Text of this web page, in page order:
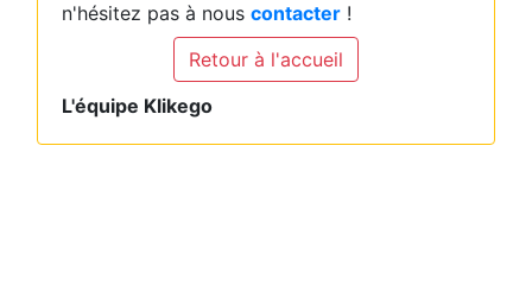
n'hésitez pas à nous contacter !
Retour à l'accueil
L'équipe Klikego